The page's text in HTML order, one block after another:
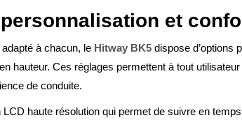
et
à chacun, le Hitway BK5 dispose d’options
hauteur. Ces réglages permettent à tout
de conduite.
LCD haute résolution qui permet de suivre en